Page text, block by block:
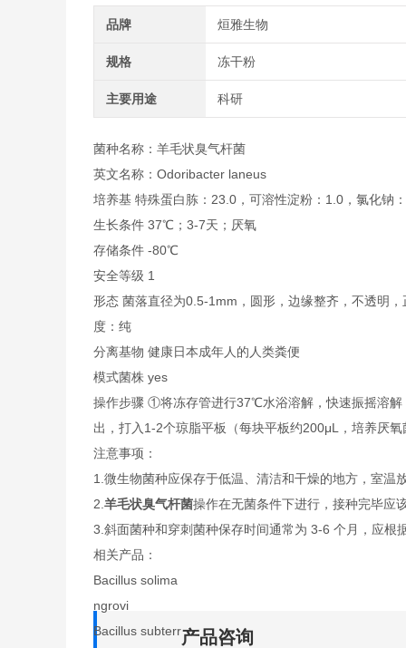
品牌 烜雅生物
规格 冻干粉
主要用途 科研
菌种名称：羊毛状臭气杆菌
英文名称：Odoribacter laneus
培养基 特殊蛋白胨：23.0，可溶性淀粉：1.0，氯化
生长条件 37℃；3-7天；厌氧
存储条件 -80℃
安全等级 1
形态 菌落直径为0.5-1mm，圆形，边缘整齐，不透明
度：纯
分离基物 健康日本成年人的人类粪便
模式菌株 yes
操作步骤 ①将冻存管进行37℃水浴溶解，快速振摇溶
出，打入1-2个琼脂平板（每块平板约200μL，培养厌
注意事项：
1.微生物菌种应保存于低温、清洁和干燥的地方，室温
2. 羊毛状臭气杆菌操作在无菌条件下进行，接种完毕应
3.斜面菌种和穿刺菌种保存时间通常为 3-6 个月，应
相关产品：
Bacillus solima
ngrovi
Bacillus subterr产品咨询